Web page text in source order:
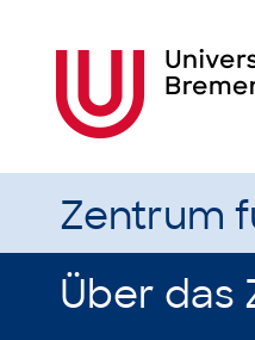
Zentrum
Über das